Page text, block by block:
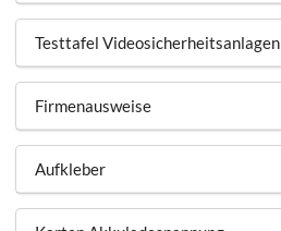
Testtafel Videosicherheitsanlagen
Firmenausweise
Aufkleber